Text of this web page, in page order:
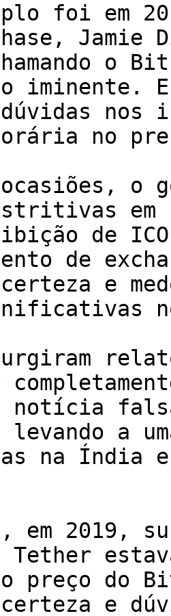
foi em
Jamie
o
iminente.
nos
no
o
em
de
de
e
notícia
a
na Índia
em 2019,
Tether
preço do
e